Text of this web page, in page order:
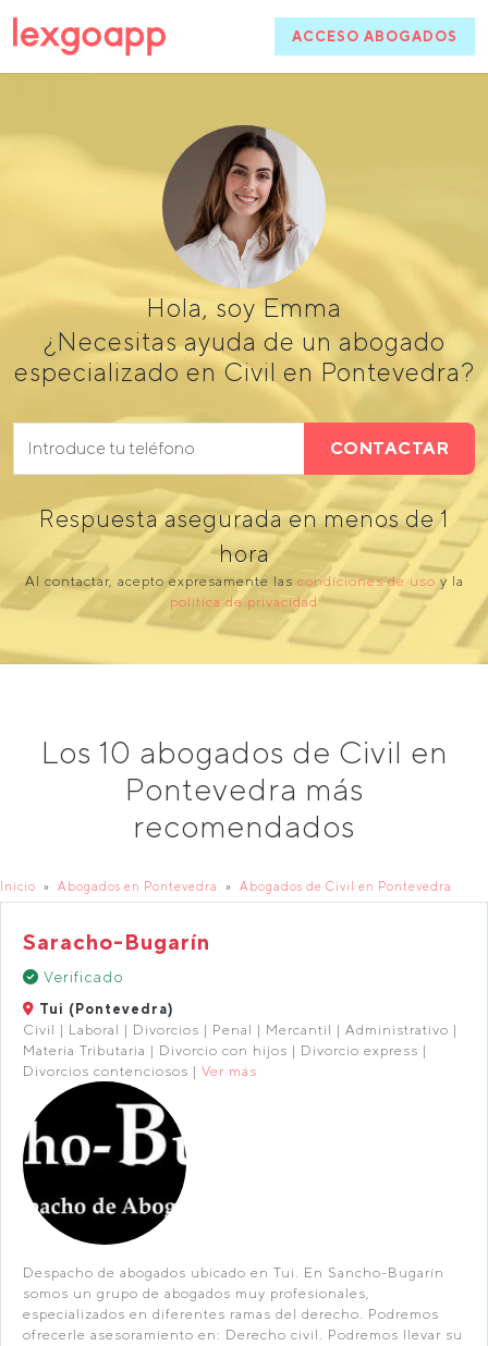
ACCESO ABOGADOS
Hola, soy Emma
¿Necesitas ayuda de un abogado
especializado en Civil en Pontevedra?
CONTACTAR
Respuesta asegurada en menos de 1
hora
Al contactar, acepto expresamente las condiciones de uso y la
política de privacidad
Los 10 abogados de Civil en
Pontevedra más
recomendados
Inicio Abogados en Pontevedra Abogados de Civil en Pontevedra
Saracho-Bugarín
Verificado
Tui (Pontevedra)
Civil | Laboral | Divorcios | Penal | Mercantil | Administrativo |
Materia Tributaria | Divorcio con hijos | Divorcio express |
Divorcios contenciosos | Ver más
Despacho de abogados ubicado en Tui. En Sancho-Bugarín
somos un grupo de abogados muy profesionales,
especializados en diferentes ramas del derecho. Podremos
ofrecerle asesoramiento en: Derecho civil. Podremos llevar su